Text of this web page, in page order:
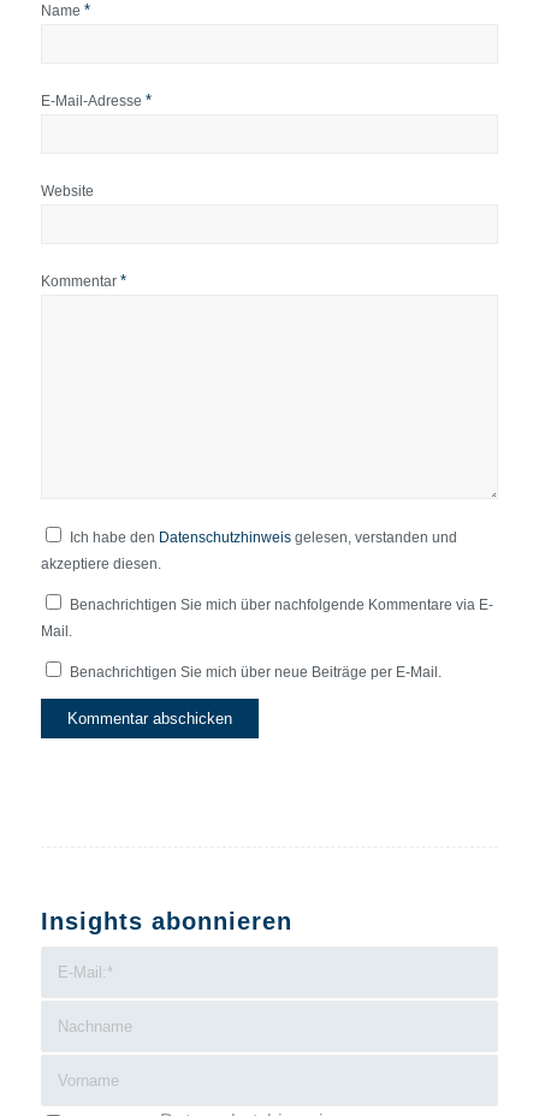
Name *
E-Mail-Adresse *
Website
Kommentar *
Ich habe den Datenschutzhinweisgelesen, verstanden und
akzeptiere diesen.
Benachrichtigen Sie mich über nachfolgende Kommentare via E-
Mail.
Benachrichtigen Sie mich über neue Beiträge per E-Mail.
Insights abonnieren